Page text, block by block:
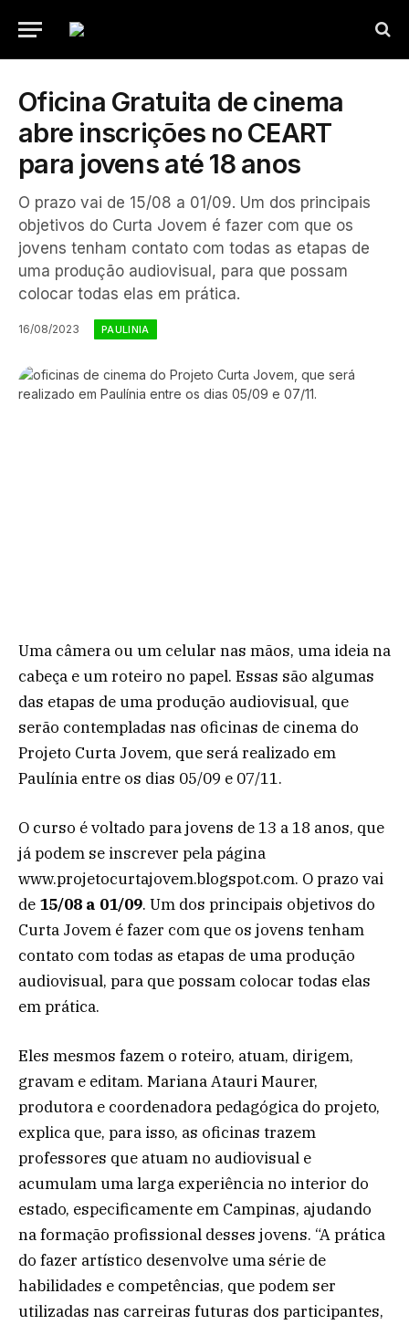
Oficina Gratuita de cinema
abre inscrições no CEART
para jovens até 18 anos
O prazo vai de 15/08 a 01/09. Um dos principais
objetivos do Curta Jovem é fazer com que os
jovens tenham contato com todas as etapas de
uma produção audiovisual, para que possam
colocar todas elas em prática.
16/08/2023 PAULINIA
Uma câmera ou um celular nas mãos, uma ideia na
cabeça e um roteiro no papel. Essas são algumas
das etapas de uma produção audiovisual, que
serão contempladas nas oficinas de cinema do
Projeto Curta Jovem, que será realizado em
Paulínia entre os dias 05/09 e 07/11.
O curso é voltado para jovens de 13 a 18 anos, que
já podem se inscrever pela página
www.projetocurtajovem.blogspot.com. O prazo vai
de 15/08 a 01/09. Um dos principais objetivos do
Curta Jovem é fazer com que os jovens tenham
contato com todas as etapas de uma produção
audiovisual, para que possam colocar todas elas
em prática.
Eles mesmos fazem o roteiro, atuam, dirigem,
gravam e editam. Mariana Atauri Maurer,
produtora e coordenadora pedagógica do projeto,
explica que, para isso, as oficinas trazem
professores que atuam no audiovisual e
acumulam uma larga experiência no interior do
estado, especificamente em Campinas, ajudando
na formação profissional desses jovens. “A prática
do fazer artístico desenvolve uma série de
habilidades e competências, que podem ser
utilizadas nas carreiras futuras dos participantes,